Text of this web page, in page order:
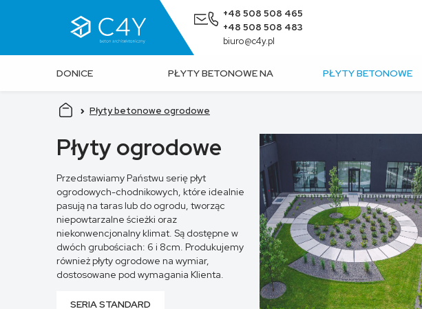
+48 508 508 465
+48 508 508 483
biuro@c4y.pl
DONICE
BETONOWE
PŁYTY BETONOWE NA
ŚCIANĘ
PŁYTY BETONOWE
Płyty betonowe ogrodowe
Płyty ogrodowe
Przedstawiamy Państwu serię płyt
ogrodowych-chodnikowych, które idealnie
pasują na taras lub do ogrodu, tworząc
niepowtarzalne ścieżki oraz
niekonwencjonalny klimat. Są dostępne w
dwóch grubościach: 6 i 8cm. Produkujemy
również płyty ogrodowe na wymiar,
dostosowane pod wymagania Klienta.
SERIA STANDARD